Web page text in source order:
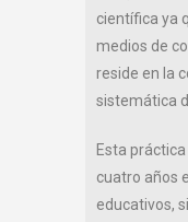
científica ya
medios de
reside en la
sistemática
Esta
cuatro años
educativos,